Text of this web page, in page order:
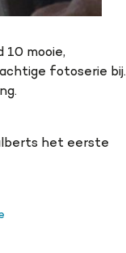
10 mooie,
fotoserie bij.
het eerste